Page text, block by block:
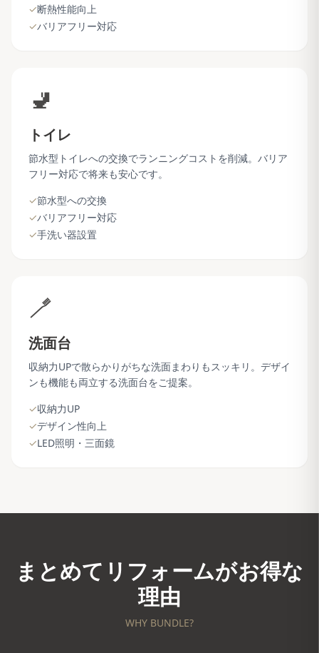
✓断熱性能向上
✓バリアフリー対応
🚽
トイレ
節水型トイレへの交換でランニングコストを削減。バリア
フリー対応で将来も安心です。
✓節水型への交換
✓バリアフリー対応
✓手洗い器設置
🪥
洗面台
収納力UPで散らかりがちな洗面まわりもスッキリ。デザイ
ンも機能も両立する洗面台をご提案。
✓収納力UP
✓デザイン性向上
✓LED照明・三面鏡
まとめてリフォームがお得な
理由
WHY BUNDLE?